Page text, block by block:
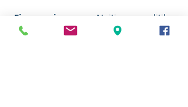
Finansavimas
. Ateities politikų
akademija (APA) yra finansuojama iš